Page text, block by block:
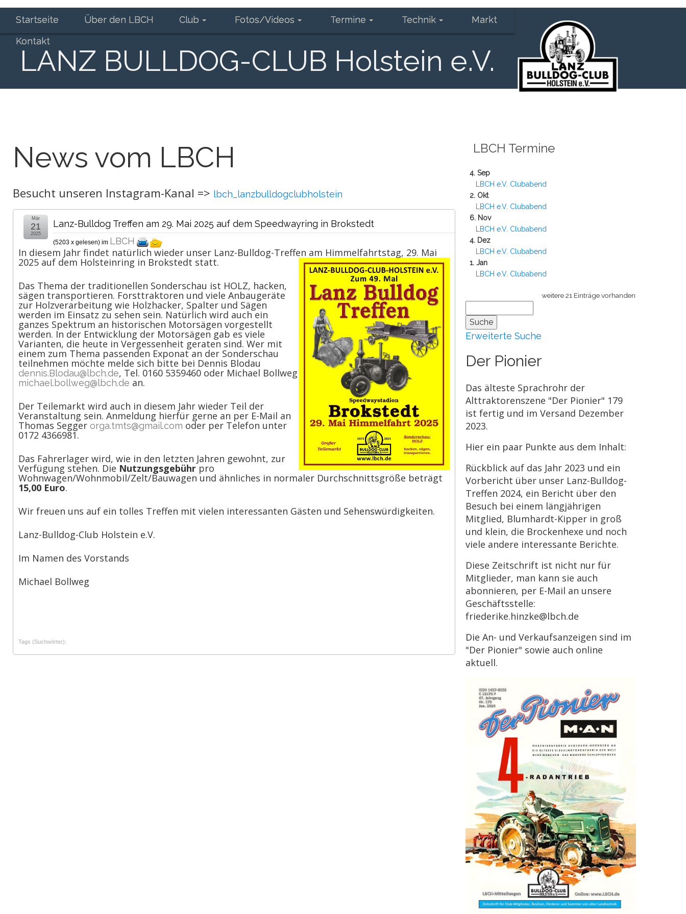
Startseite Über den LBCH Club Fotos/Videos Termine Technik
Markt
Kontakt
LANZ BULLDOG-CLUB Holstein e.V.
News vom LBCH
Besucht unseren Instagram-Kanal => lbch_lanzbulldogclubholstein
Lanz-Bulldog Treffen am 29. Mai 2025 auf dem Speedwayring in Brokstedt
(5203 x gelesen) im LBCH
Mär
21
2025
In diesem Jahr findet natürlich wieder unser Lanz-Bulldog-Treffen am Himmelfahrtstag, 29. Mai
2025 auf dem Holsteinring in Brokstedt statt.
Das Thema der traditionellen Sonderschau ist HOLZ, hacken,
sägen transportieren. Forsttraktoren und viele Anbaugeräte
zur Holzverarbeitung wie Holzhacker, Spalter und Sägen
werden im Einsatz zu sehen sein. Natürlich wird auch ein
ganzes Spektrum an historischen Motorsägen vorgestellt
werden. In der Entwicklung der Motorsägen gab es viele
Varianten, die heute in Vergessenheit geraten sind. Wer mit
einem zum Thema passenden Exponat an der Sonderschau
teilnehmen möchte melde sich bitte bei Dennis Blodau
dennis.Blodau@lbch.de, Tel. 0160 5359460 oder Michael Bollweg
michael.bollweg@lbch.de an.
Der Teilemarkt wird auch in diesem Jahr wieder Teil der
Veranstaltung sein. Anmeldung hierfür gerne an per E-Mail an
Thomas Segger orga.tmts@gmail.com oder per Telefon unter
0172 4366981.
Das Fahrerlager wird, wie in den letzten Jahren gewohnt, zur
Verfügung stehen. Die Nutzungsgebührpro
Wohnwagen/Wohnmobil/Zelt/Bauwagen und ähnliches in normaler Durchschnittsgröße beträgt
15,00 Euro.
Wir freuen uns auf ein tolles Treffen mit vielen interessanten Gästen und Sehenswürdigkeiten.
Lanz-Bulldog-Club Holstein e.V.
Im Namen des Vorstands
Michael Bollweg
Tags (Suchwörter):
LBCH Termine
4. Sep
LBCH e.V. Clubabend
2. Okt
LBCH e.V. Clubabend
6. Nov
LBCH e.V. Clubabend
4. Dez
LBCH e.V. Clubabend
1. Jan
LBCH e.V. Clubabend
weitere 21 Einträge vorhanden
Erweiterte Suche
Der Pionier
Das älteste Sprachrohr der
Alttraktorenszene "Der Pionier" 179
ist fertig und im Versand Dezember
2023.
Hier ein paar Punkte aus dem Inhalt:
Rückblick auf das Jahr 2023 und ein
Vorbericht über unser Lanz-Bulldog-
Treffen 2024, ein Bericht über den
Besuch bei einem längjährigen
Mitglied, Blumhardt-Kipper in groß
und klein, die Brockenhexe und noch
viele andere interessante Berichte.
Diese Zeitschrift ist nicht nur für
Mitglieder, man kann sie auch
abonnieren, per E-Mail an unsere
Geschäftsstelle:
friederike.hinzke@lbch.de
Die An- und Verkaufsanzeigen sind im
"Der Pionier" sowie auch online
aktuell.